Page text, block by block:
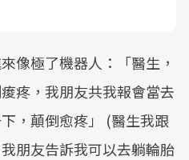
像極了機器人：「醫生，
疼，我朋友共我報會當去
，顛倒愈疼」 (醫生我跟
朋友告訴我可以去躺輪胎